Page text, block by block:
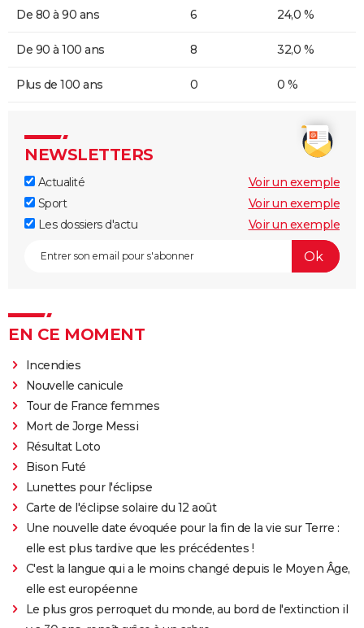
De 80 à 90 ans 6 24,0 %
De 90 à 100 ans 8 32,0 %
Plus de 100 ans 0 0 %
NEWSLETTERS
Actualité
Voir un exemple
Sport
Voir un exemple
Les dossiers d'actu
Voir un exemple
EN CE MOMENT
Incendies
Nouvelle canicule
Tour de France femmes
Mort de Jorge Messi
Résultat Loto
Bison Futé
Lunettes pour l'éclipse
Carte de l'éclipse solaire du 12 août
Une nouvelle date évoquée pour la fin de la vie sur Terre :
elle est plus tardive que les précédentes !
C'est la langue qui a le moins changé depuis le Moyen Âge,
elle est européenne
Le plus gros perroquet du monde, au bord de l'extinction il